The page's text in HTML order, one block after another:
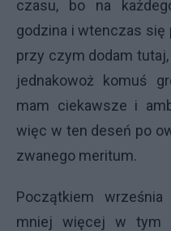
czasu, bo na
godzina i wtenczas się
przy czym dodam
jednakowoż komuś
mam ciekawsze i
więc w ten deseń po
zwanego meritum.
Początkiem
mniej więcej w tym